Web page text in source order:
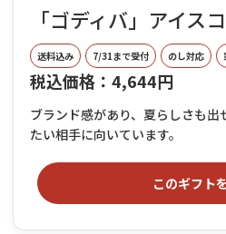
「ゴディバ」アイス
送料込み 7/31まで受付 のし対応
税込価格：4,644円
ブランド感があり、夏らしさも
たい相手に向いています。
このギフト